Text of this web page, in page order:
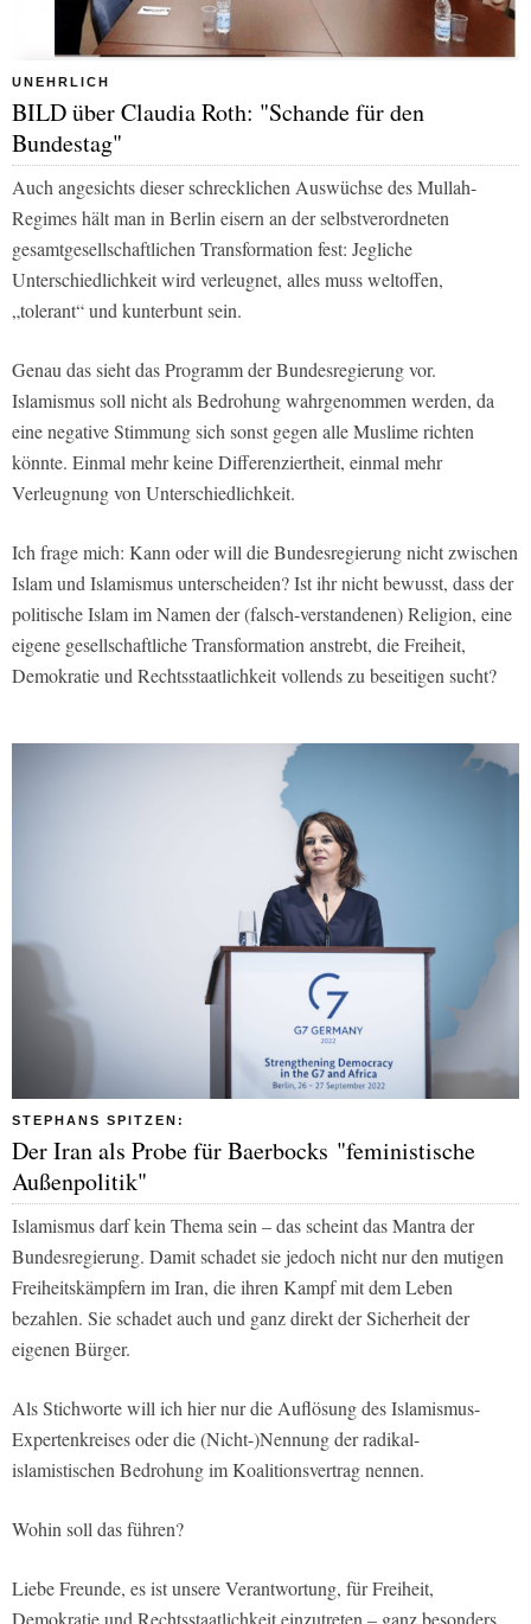
UNEHRLICH
BILD über Claudia Roth: "Schande für den
Bundestag"
Auch angesichts dieser schrecklichen Auswüchse des Mullah-
Regimes hält man in Berlin eisern an der selbstverordneten
gesamtgesellschaftlichen Transformation fest: Jegliche
Unterschiedlichkeit wird verleugnet, alles muss weltoffen,
„tolerant“ und kunterbunt sein.
Genau das sieht das Programm der Bundesregierung vor.
Islamismus soll nicht als Bedrohung wahrgenommen werden, da
eine negative Stimmung sich sonst gegen alle Muslime richten
könnte. Einmal mehr keine Differenziertheit, einmal mehr
Verleugnung von Unterschiedlichkeit.
Ich frage mich: Kann oder will die Bundesregierung nicht zwischen
Islam und Islamismus unterscheiden? Ist ihr nicht bewusst, dass der
politische Islam im Namen der (falsch-verstandenen) Religion, eine
eigene gesellschaftliche Transformation anstrebt, die Freiheit,
Demokratie und Rechtsstaatlichkeit vollends zu beseitigen sucht?
STEPHANS SPITZEN:
Der Iran als Probe für Baerbocks "feministische
Außenpolitik"
Islamismus darf kein Thema sein – das scheint das Mantra der
Bundesregierung. Damit schadet sie jedoch nicht nur den mutigen
Freiheitskämpfern im Iran, die ihren Kampf mit dem Leben
bezahlen. Sie schadet auch und ganz direkt der Sicherheit der
eigenen Bürger.
Als Stichworte will ich hier nur die Auflösung des Islamismus-
Expertenkreises oder die (Nicht-)Nennung der radikal-
islamistischen Bedrohung im Koalitionsvertrag nennen.
Wohin soll das führen?
Liebe Freunde, es ist unsere Verantwortung, für Freiheit,
Demokratie und Rechtsstaatlichkeit einzutreten – ganz besonders